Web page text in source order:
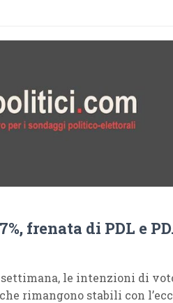
frenata di PDL e
settimana, le intenzioni di
rimangono stabili con